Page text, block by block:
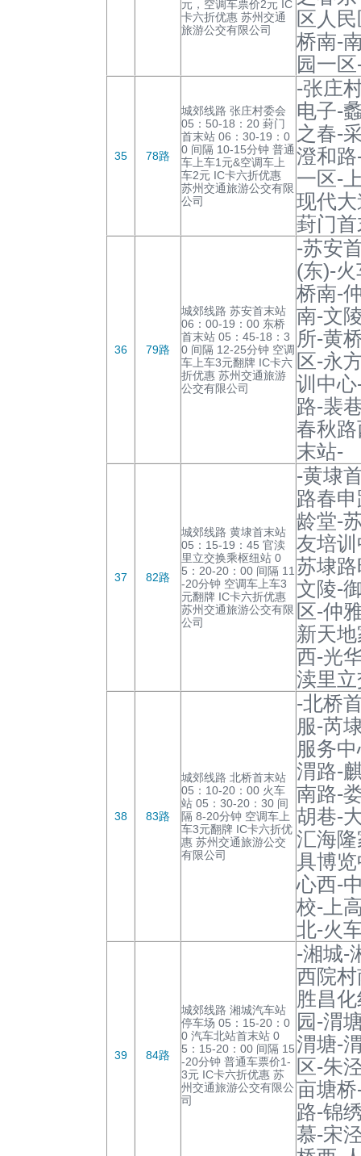
元，空调车票价2元 IC
卡六折优惠 苏州交通
旅游公交有限公司
区人
桥南-
园一
35 78路
城郊线路 张庄村委会
05：50-18：20 葑门
首末站 06：30-19：0
0 间隔 10-15分钟 普通
车上车1元&空调车上
车2元 IC卡六折优惠
苏州交通旅游公交有限
公司
-张庄
电子-
之春-
澄和
一区-
现代
葑门
36 79路
城郊线路 苏安首末站
06：00-19：00 东桥
首末站 05：45-18：3
0 间隔 12-25分钟 空调
车上车3元翻牌 IC卡六
折优惠 苏州交通旅游
公交有限公司
-苏安
(东)-
桥南-
南-文
所-黄
区-永
训中
路-裴
春秋
末站-
37 82路
城郊线路 黄埭首末站
05：15-19：45 官渎
里立交换乘枢纽站 0
5：20-20：00 间隔 11
-20分钟 空调车上车3
元翻牌 IC卡六折优惠
苏州交通旅游公交有限
公司
-黄埭
路春
龄堂-
友培
苏埭
文陵-
区-仲
新天
西-光
渎里
38 83路
城郊线路 北桥首末站
05：10-20：00 火车
站 05：30-20：30 间
隔 8-20分钟 空调车上
车3元翻牌 IC卡六折优
惠 苏州交通旅游公交
有限公司
-北桥
服-芮
服务
渭路-
南路-
胡巷-
汇海
具博
心西-
校-上
北-火
39 84路
城郊线路 湘城汽车站
停车场 05：15-20：0
0 汽车北站首末站 0
5：15-20：00 间隔 15
-20分钟 普通车票价1-
3元 IC卡六折优惠 苏
州交通旅游公交有限公
司
-湘城-
西院
胜昌
园-渭
渭塘-
区-朱
亩塘
路-锦
慕-宋